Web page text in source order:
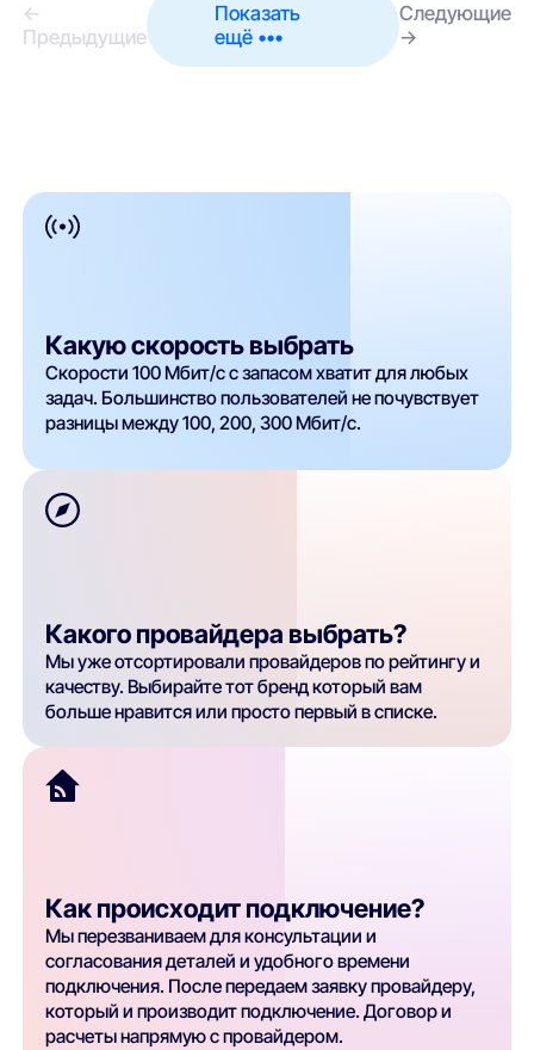
←
Предыдущие
Показать
ещё •••
Следующие
→
Какую скорость выбрать
Скорости 100 Мбит/с с запасом хватит для любых
задач. Большинство пользователей не почувствует
разницы между 100, 200, 300 Мбит/с.
Какого провайдера выбрать?
Мы уже отсортировали провайдеров по рейтингу и
качеству. Выбирайте тот бренд который вам
больше нравится или просто первый в списке.
Как происходит подключение?
Мы перезваниваем для консультации и
согласования деталей и удобного времени
подключения. После передаем заявку провайдеру,
который и производит подключение. Договор и
расчеты напрямую с провайдером.